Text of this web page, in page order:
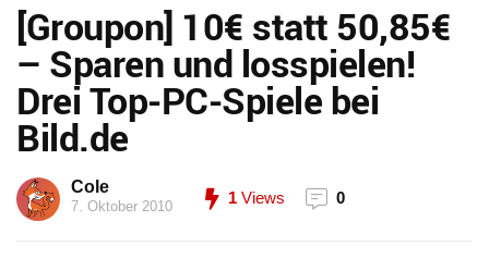
[Groupon] 10€ statt 50,85€
– Sparen und losspielen!
Drei Top-PC-Spiele bei
Bild.de
Cole
7. Oktober 2010 1 Views 0